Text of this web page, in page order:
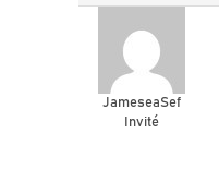
JameseaSef
Invité